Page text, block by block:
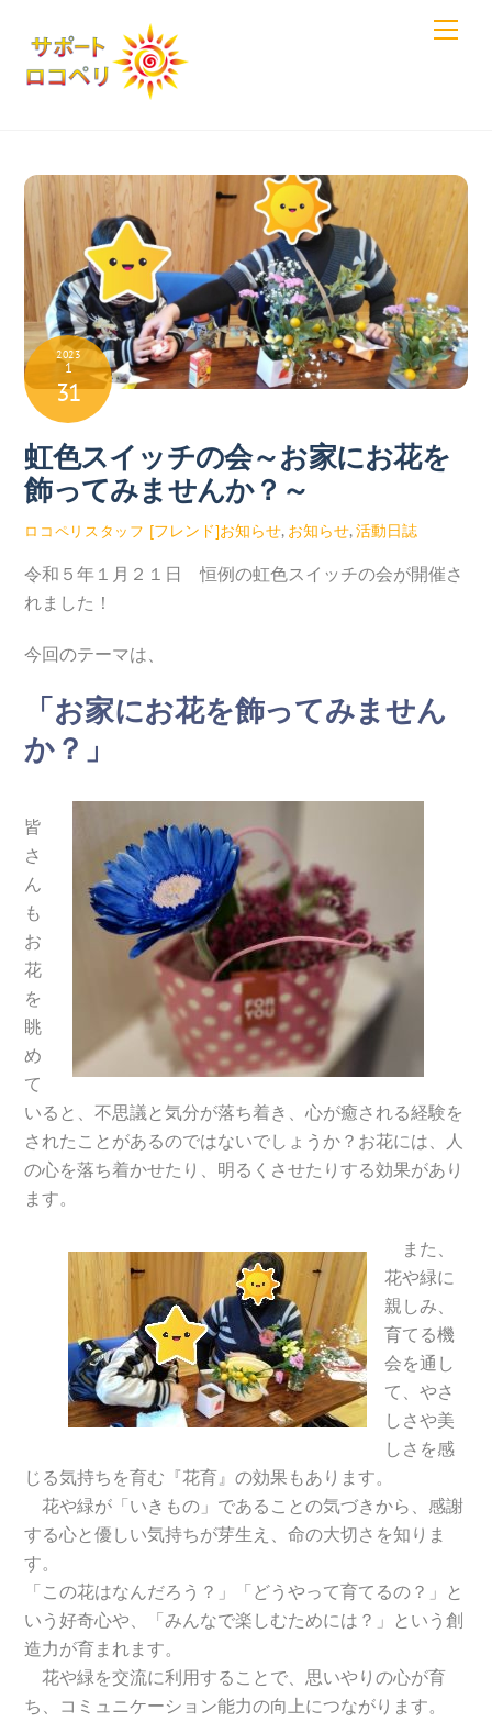
content
2023
1
31
虹色スイッチの会～お家にお花を
飾ってみませんか？～
ロコペリスタッフ [フレンド]お知らせ, お知らせ,活動日誌
令和５年１月２１日 恒例の虹色スイッチの会が開催さ
れました！
今回のテーマは、
「お家にお花を飾ってみません
か？」
皆
さ
ん
も
お
花
を
眺
め
て
いると、不思議と気分が落ち着き、心が癒される経験を
されたことがあるのではないでしょうか？お花には、人
の心を落ち着かせたり、明るくさせたりする効果があり
ます。
また、
花や緑に
親しみ、
育てる機
会を通し
て、やさ
しさや美
しさを感
じる気持ちを育む『花育』の効果もあります。
花や緑が「いきもの」であることの気づきから、感謝
する心と優しい気持ちが芽生え、命の大切さを知りま
す。
「この花はなんだろう？」「どうやって育てるの？」と
いう好奇心や、「みんなで楽しむためには？」という創
造力が育まれます。
花や緑を交流に利用することで、思いやりの心が育
ち、コミュニケーション能力の向上につながります。